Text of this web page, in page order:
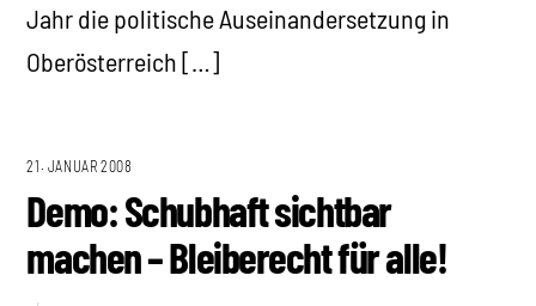
Jahr die politische Auseinandersetzung in
Oberösterreich […]
21. JANUAR 2008
Demo: Schubhaft sichtbar
machen – Bleiberecht für alle!